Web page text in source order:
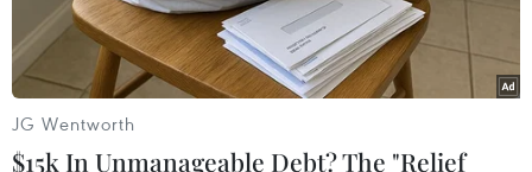
JG Wentworth
$15k In Unmanageable Debt? The "Relief